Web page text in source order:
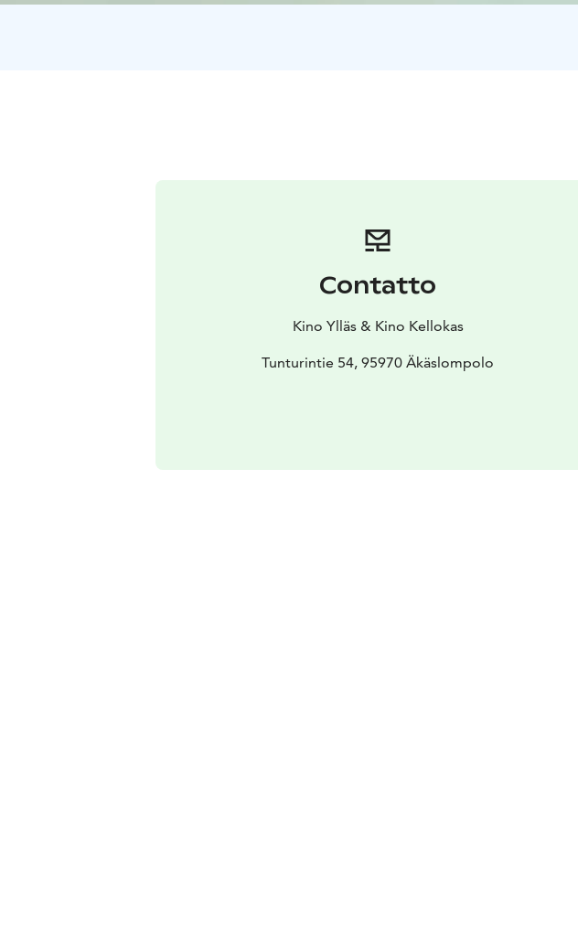
Contatto
Kino Ylläs & Kino Kellokas
Tunturintie 54, 95970 Äkäslompolo